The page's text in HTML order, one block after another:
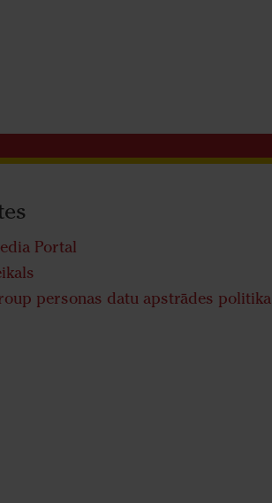
Portal
personas datu apstrādes politika